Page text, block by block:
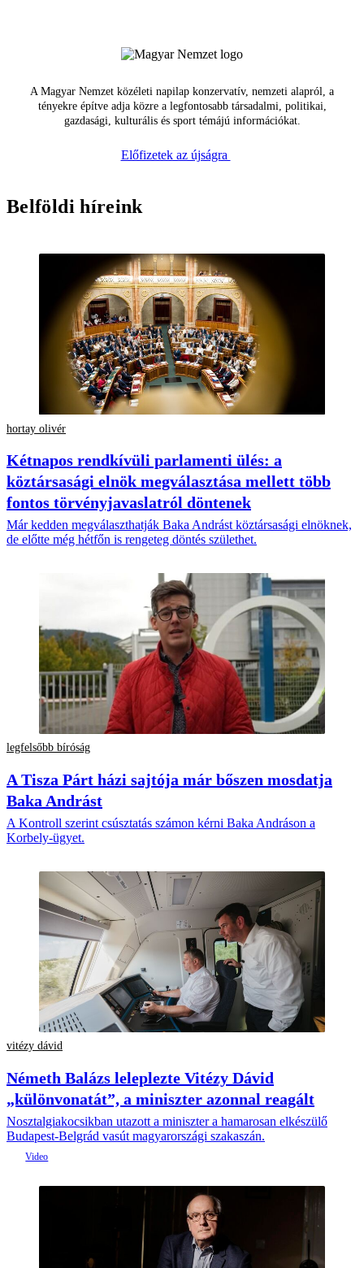
A Magyar Nemzet közéleti napilap konzervatív, nemzeti alapról, a
tényekre építve adja közre a legfontosabb társadalmi, politikai,
gazdasági, kulturális és sport témájú információkat.
Előfizetek az újságra
Belföldi híreink
hortay olivér
Kétnapos rendkívüli parlamenti ülés: a
köztársasági elnök megválasztása mellett több
fontos törvényjavaslatról döntenek
Már kedden megválaszthatják Baka Andrást köztársasági elnöknek,
de előtte még hétfőn is rengeteg döntés születhet.
legfelsőbb bíróság
A Tisza Párt házi sajtója már bőszen mosdatja
Baka Andrást
A Kontroll szerint csúsztatás számon kérni Baka Andráson a
Korbely-ügyet.
vitézy dávid
Németh Balázs leleplezte Vitézy Dávid
„különvonatát”, a miniszter azonnal reagált
Nosztalgiakocsikban utazott a miniszter a hamarosan elkészülő
Budapest-Belgrád vasút magyarországi szakaszán.